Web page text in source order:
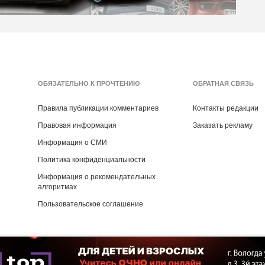
ОБЯЗАТЕЛЬНО К ПРОЧТЕНИЮ
Правила публикации комментариев
Правовая информация
Информация о СМИ
Политика конфиденциальности
Информация о рекомендательных
алгоритмах
Пользовательское соглашение
ОБРАТНАЯ СВЯЗЬ
Контакты редакции
Заказать рекламу